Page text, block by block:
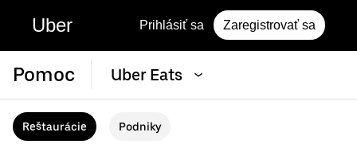
Uber Prihlásiť sa Zaregistrovať sa
Pomoc Uber Eats
Reštaurácie Podniky